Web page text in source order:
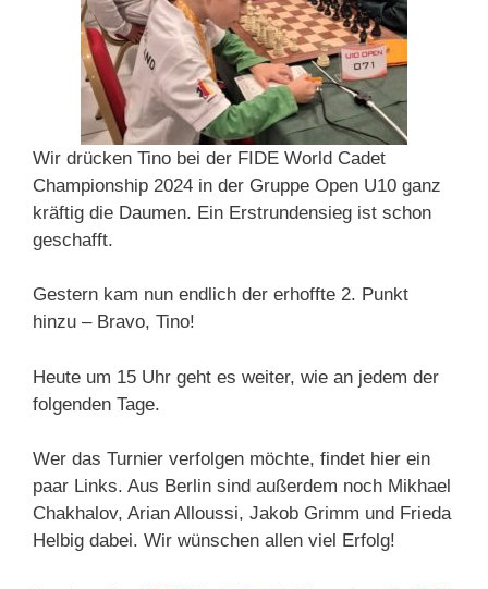
Wir drücken Tino bei der FIDE World Cadet
Championship 2024 in der Gruppe Open U10 ganz
kräftig die Daumen. Ein Erstrundensieg ist schon
geschafft.
Gestern kam nun endlich der erhoffte 2. Punkt
hinzu – Bravo, Tino!
Heute um 15 Uhr geht es weiter, wie an jedem der
folgenden Tage.
Wer das Turnier verfolgen möchte, findet hier ein
paar Links. Aus Berlin sind außerdem noch Mikhael
Chakhalov, Arian Alloussi, Jakob Grimm und Frieda
Helbig dabei. Wir wünschen allen viel Erfolg!